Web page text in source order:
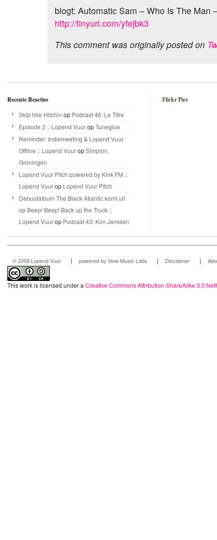
blogt: Automatic Sam – Who Is The Man
http://tinyurl.com/yfejbk3
This comment was originally posted on
Recente Reacties
Skip hire Hitchin op Podcast 46: Le Titre
Episode 2 :: Lopend VuuropTuneglue
Reminder: Indiemeeting & Lopend Vuur
Offline :: Lopend VuuropSimplon,
Groningen
Lopend Vuur Pitch powered by Kink FM ::
Lopend Vuurop Lopend Vuur Pitch
Debuutalbum The Black Atlantic komt uit
op Beep! Beep! Back up the Truck ::
Lopend Vuurop Podcast 43: Kim Janssen
Flickr Pics
© 2009 Lopend Vuur | powered by New Music Labs | Disclaimer |
This work is licensed under a Creative Commons Attribution-ShareAlike 3.0